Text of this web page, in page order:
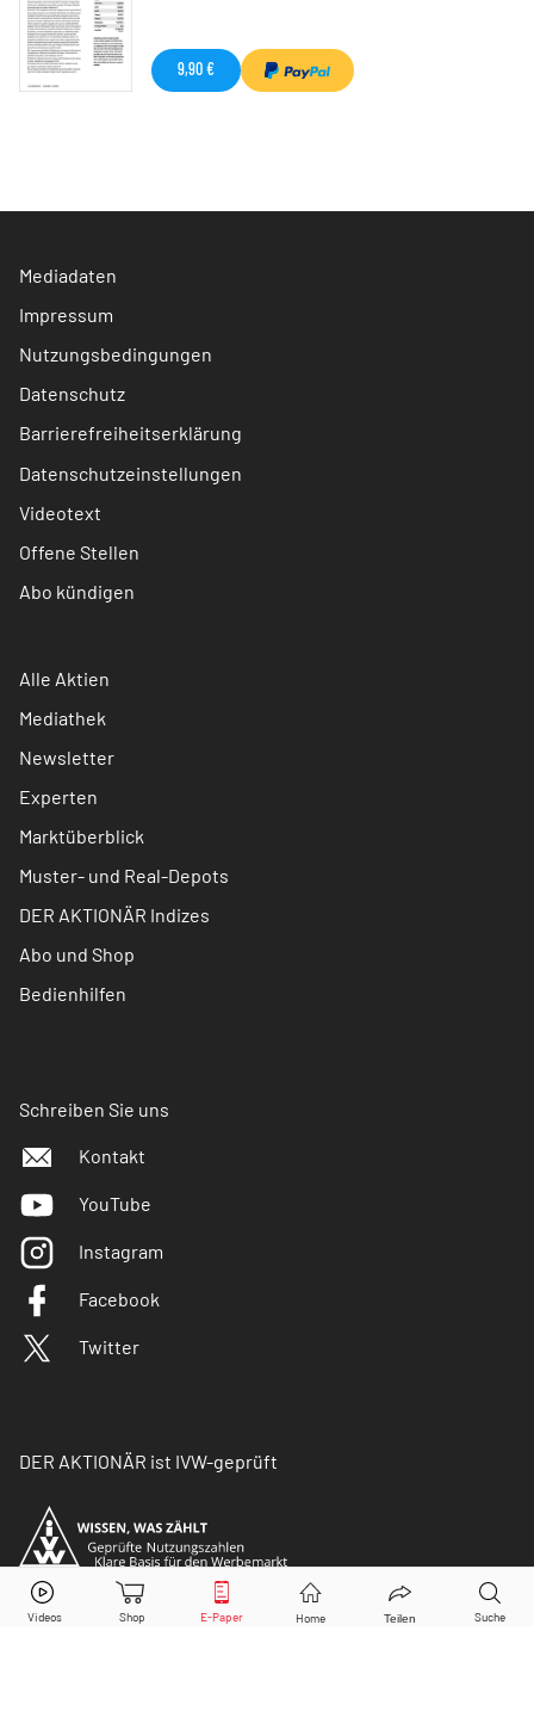
9,90 €
Mediadaten
Impressum
Nutzungsbedingungen
Datenschutz
Barrierefreiheitserklärung
Datenschutzeinstellungen
Videotext
Offene Stellen
Abo kündigen
Alle Aktien
Mediathek
Newsletter
Experten
Marktüberblick
Muster- und Real-Depots
DER AKTIONÄR Indizes
Abo und Shop
Bedienhilfen
Schreiben Sie uns
Kontakt
YouTube
Instagram
Facebook
Twitter
DER AKTIONÄR ist IVW-geprüft